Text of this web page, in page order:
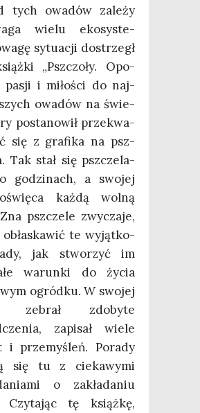
tych owa­dów zale­ży
wie­lu eko­sys­te­
sytu­acji dostrzegł
„Psz­czo­ły. Opo­
pasji i miło­ści do naj­
owa­dów na świe­
posta­no­wił prze­kwa­
się z gra­fi­ka na psz­
Tak stał się psz­cze­la­
godzi­nach, a swo­jej
każ­dą wol­ną
psz­cze­le zwy­cza­je,
te wyjąt­ko­
jak stwo­rzyć im
warun­ki do życia
ogród­ku. W swo­jej
zebrał zdo­by­te
zapi­sał wie­le
i prze­my­śleń. Pora­dy
się tu z cie­ka­wy­mi
o zakła­da­niu
Czy­ta­jąc tę książ­kę,